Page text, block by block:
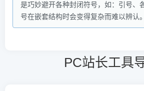
是巧妙避开各种封闭符号，如：引号、
号在嵌套结构时会变得复杂而难以辨认。
PC站长工具